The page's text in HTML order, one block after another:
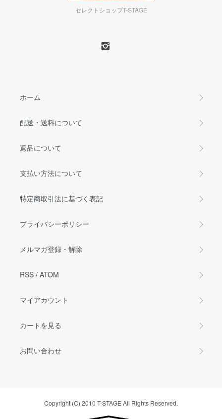
セレクトショップT-STAGE
ホーム
配送・送料について
返品について
支払い方法について
特定商取引法に基づく表記
プライバシーポリシー
メルマガ登録・解除
RSS / ATOM
マイアカウント
カートを見る
お問い合わせ
Copyright (C) 2010 T-STAGE All Rights Reserved.